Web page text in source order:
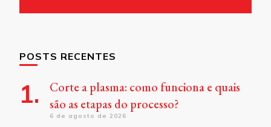
POSTS RECENTES
Corte a plasma: como funciona e quais
são as etapas do processo?
6 de agosto de 2026